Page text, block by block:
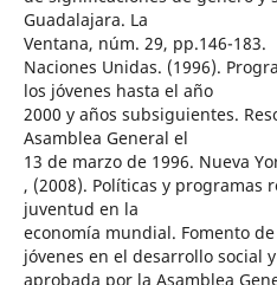
Guadalajara. La
Ventana, núm. 29, pp.146-183.
Naciones Unidas. (1996).
los jóvenes hasta el año
2000 y años subsiguientes.
Asamblea General el
13 de marzo de 1996. Nueva
, (2008). Políticas y programas
juventud en la
economía mundial. Fomento
jóvenes en el desarrollo social
aprobada por la Asamblea